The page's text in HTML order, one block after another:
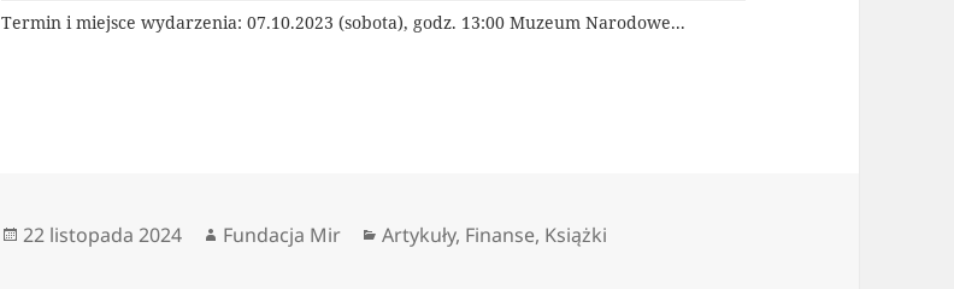
Termin i miejsce wydarzenia: 07.10.2023 (sobota), godz. 13:00 Muzeum Narodowe...
Data
22 listopada 2024 Autor
Fundacja Mir Kategorie
Artykuły, Finanse, Książki